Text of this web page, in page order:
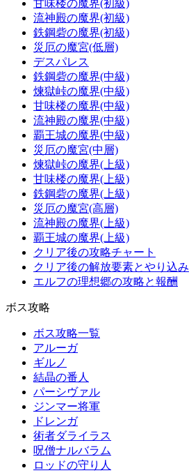
甘味楼の魔界(初級)
流神殿の魔界(初級)
鉄鋼砦の魔界(初級)
災厄の魔宮(低層)
デスパレス
鉄鋼砦の魔界(中級)
煉獄峠の魔界(中級)
甘味楼の魔界(中級)
流神殿の魔界(中級)
覇王城の魔界(中級)
災厄の魔宮(中層)
煉獄峠の魔界(上級)
甘味楼の魔界(上級)
鉄鋼砦の魔界(上級)
災厄の魔宮(高層)
流神殿の魔界(上級)
覇王城の魔界(上級)
クリア後の攻略チャート
クリア後の解放要素とやり込み
エルフの理想郷の攻略と報酬
ボス攻略
ボス攻略一覧
アルーガ
ギルノ
結晶の番人
パーシヴァル
ジンマー将軍
ドレンガ
術者ダライラス
呪僧ナルバラム
ロッドの守り人